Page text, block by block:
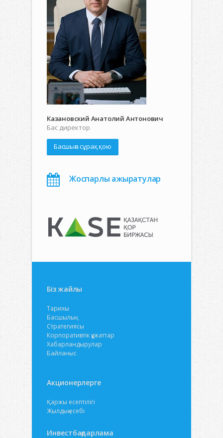
Казановский Анатолий Антонович
Бас директор
Басшыға сұрақ қою
Жоспарлы ажыратулар
Біз жайлы
Тарихы
Басшылық
Стратегиясы
Корпоративтік құжаттар
Хабарландырулар
Байланыс
Акционерлерге
Қаржы есептілігі
Жылдық есебі
Инвестбағдарлама